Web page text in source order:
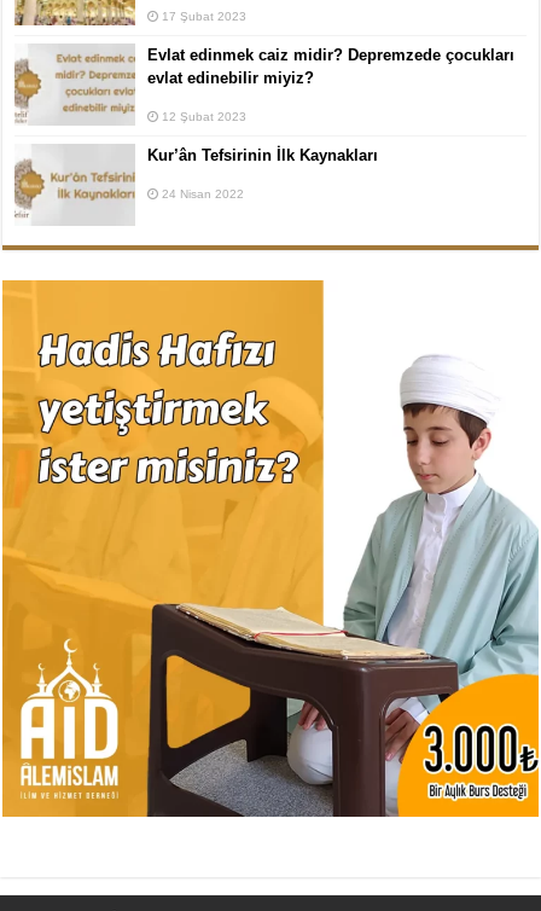
17 Şubat 2023
Evlat edinmek caiz midir? Depremzede çocukları
evlat edinebilir miyiz?
12 Şubat 2023
Kur’ân Tefsirinin İlk Kaynakları
24 Nisan 2022